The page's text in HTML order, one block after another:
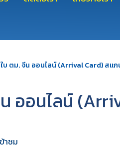
บ ตม. จีน ออนไลน์ (Arrival Card) สแก
ออนไลน์
าชม